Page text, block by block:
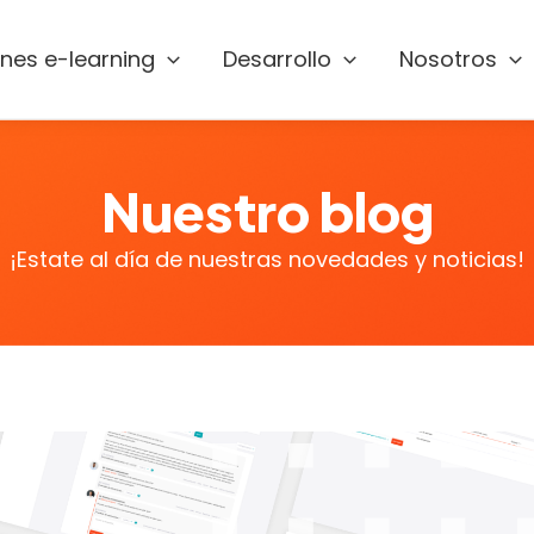
e-learning Desarrollo Nosotros
Nuestro blog
¡Estate al día de nuestras novedades y noticias!